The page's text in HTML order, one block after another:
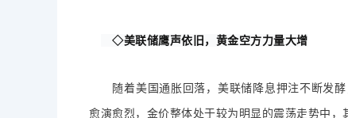
◇美联储鹰声依旧，黄金空方力量大增
随着美国通胀回落，美联储降息押注不断发酵
愈演愈烈，金价整体处于较为明显的震荡走势中，